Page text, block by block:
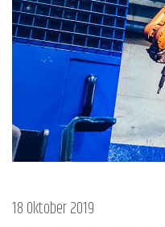
18 Oktober 2019